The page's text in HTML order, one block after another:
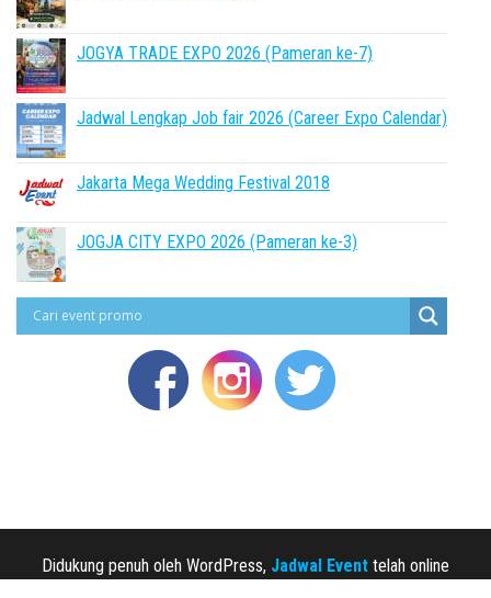
JOGYA TRADE EXPO 2026 (Pameran ke-7)
Jadwal Lengkap Job fair 2026 (Career Expo Calendar)
Jakarta Mega Wedding Festival 2018
JOGJA CITY EXPO 2026 (Pameran ke-3)
Didukung penuh oleh WordPress, Jadwal Event telah online